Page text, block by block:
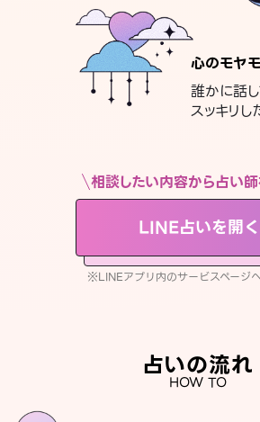
心のモヤ
誰かに話
スッキリし
相談したい内容から占い
LINE占いを開く
※LINEアプリ内のサービスページ
占いの流れ
HOW TO